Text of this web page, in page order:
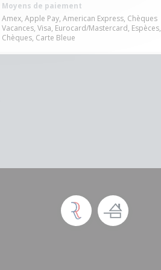
Moyens de paiement
Amex, Apple Pay, American Express, Chèques
Vacances, Visa, Eurocard/Mastercard, Espèces,
Chèques, Carte Bleue